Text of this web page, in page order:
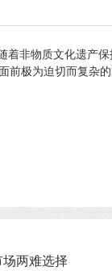
非物质文化遗产保
前极为迫切而复
两难选择